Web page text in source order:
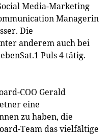
Media-Marketing
Managerin
Die
anderem auch bei
Puls 4 tätig.
COO Gerald
eine
zu haben, die
Team das vielfältige